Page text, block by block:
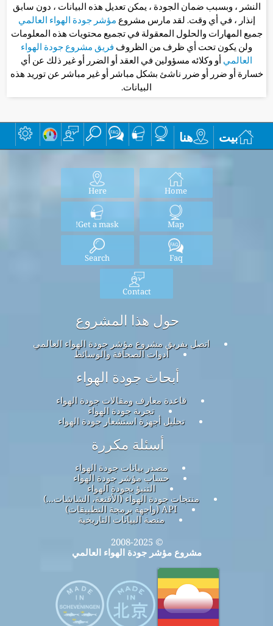
النشر ، وبسبب ضمان الجودة ، يمكن تعديل هذه البيانات ، دون سابق
إنذار ، في أي وقت. لقد مارس مشروع مؤشر جودة الهواء العالمي
جميع المهارات والحلول المعقولة في تجميع محتويات هذه المعلومات
ولن يكون تحت أي ظرف من الظروف فريق مشروع جودة الهواء
العالمي أو وكلائه مسؤولين في العقد أو الضرر أو غير ذلك عن أي
خسارة أو ضرر أو ضرر ناشئ بشكل مباشر أو غير مباشر عن توريد هذه
البيانات.
بيت هنا
Home
Here
Map
Get a mask!
Faq
Search
Contact
حول هذا المشروع
اتصل بفريق مشروع مؤشر جودة الهواء العالمي
أدوات الصحافة والوسائط
أبحاث جودة الهواء
قاعدة معارف ومقالات جودة الهواء
تجربة جودة الهواء
تحليل أجهزة استشعار جودة الهواء
أسئلة مكررة
مصدر بيانات جودة الهواء
حساب مؤشر جودة الهواء
التنبؤ بجودة الهواء
منتجات جودة الهواء (الأقنعة، الشاشات...)
API (واجهة برمجة التطبيقات)
منصة البيانات التاريخية
© 2008-2025
مشروع مؤشر جودة الهواء العالمي